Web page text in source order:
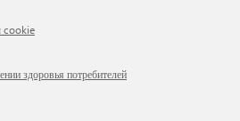
cookie
здоровья потребителей